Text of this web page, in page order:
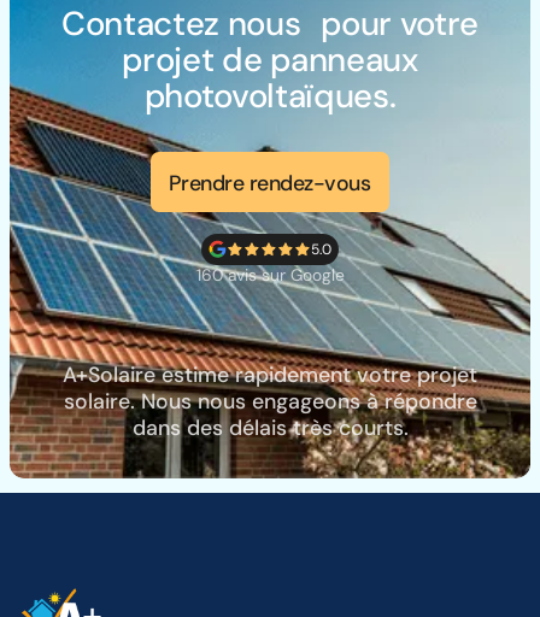
Contactez nous pour votre
projet de panneaux
photovoltaïques.
Prendre rendez-vous
5.0
160 avis sur Google
A+Solaire estime rapidement votre projet
solaire. Nous nous engageons à répondre
dans des délais très courts.